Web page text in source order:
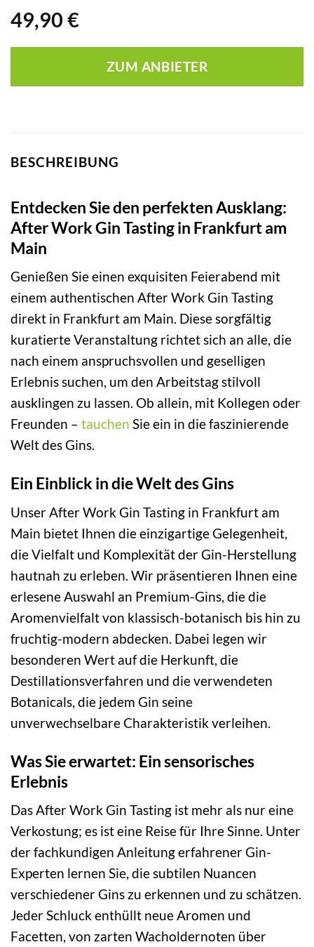
49,90 €
ZUM ANBIETER
BESCHREIBUNG
Entdecken Sie den perfekten Ausklang:
After Work Gin Tasting in Frankfurt am
Main
Genießen Sie einen exquisiten Feierabend mit
einem authentischen After Work Gin Tasting
direkt in Frankfurt am Main. Diese sorgfältig
kuratierte Veranstaltung richtet sich an alle, die
nach einem anspruchsvollen und geselligen
Erlebnis suchen, um den Arbeitstag stilvoll
ausklingen zu lassen. Ob allein, mit Kollegen oder
Freunden – tauchen Sie ein in die faszinierende
Welt des Gins.
Ein Einblick in die Welt des Gins
Unser After Work Gin Tasting in Frankfurt am
Main bietet Ihnen die einzigartige Gelegenheit,
die Vielfalt und Komplexität der Gin-Herstellung
hautnah zu erleben. Wir präsentieren Ihnen eine
erlesene Auswahl an Premium-Gins, die die
Aromenvielfalt von klassisch-botanisch bis hin zu
fruchtig-modern abdecken. Dabei legen wir
besonderen Wert auf die Herkunft, die
Destillationsverfahren und die verwendeten
Botanicals, die jedem Gin seine
unverwechselbare Charakteristik verleihen.
Was Sie erwartet: Ein sensorisches
Erlebnis
Das After Work Gin Tasting ist mehr als nur eine
Verkostung; es ist eine Reise für Ihre Sinne. Unter
der fachkundigen Anleitung erfahrener Gin-
Experten lernen Sie, die subtilen Nuancen
verschiedener Gins zu erkennen und zu schätzen.
Jeder Schluck enthüllt neue Aromen und
Facetten, von zarten Wacholdernoten über